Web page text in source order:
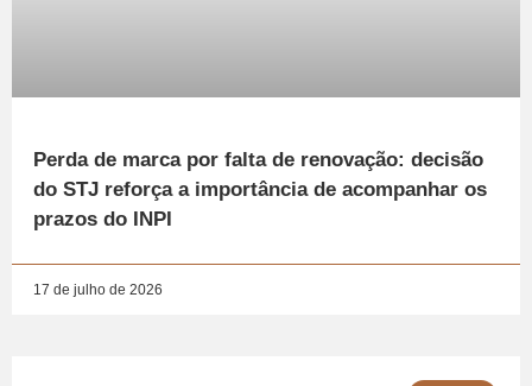
Perda de marca por falta de renovação: decisão
do STJ reforça a importância de acompanhar os
prazos do INPI
17 de julho de 2026